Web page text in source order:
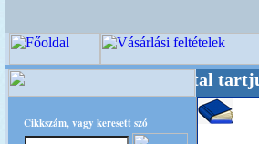
Cikkszám, vagy keresett szó
akarattal tartjuk